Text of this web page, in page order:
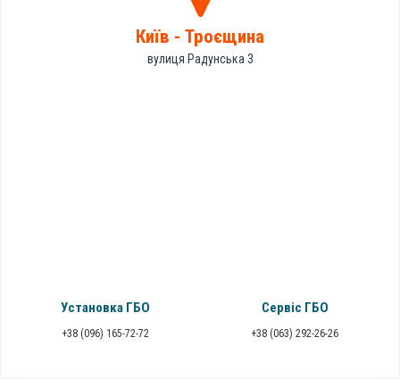
Київ - Троєщина
вулиця Радунська 3
Установка ГБО
+38 (096) 165-72-72
Сервіс ГБО
+38 (063) 292-26-26